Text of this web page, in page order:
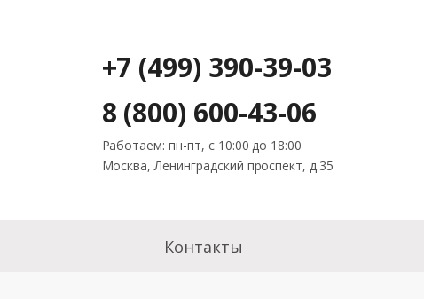
+7 (499) 390-39-03
8 (800) 600-43-06
Работаем: пн-пт, с 10:00 до 18:00
Москва, Ленинградский проспект, д.35
Контакты